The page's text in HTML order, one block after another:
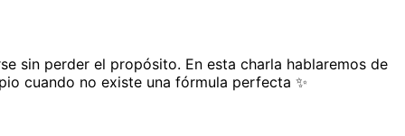
sin perder el propósito. En esta charla hablaremos de
cuando no existe una fórmula perfecta ✨